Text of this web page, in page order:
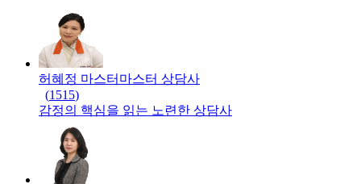
허혜정 마스터 마스터 상담사
(1515)
감정의 핵심을 읽는 노련한 상담사